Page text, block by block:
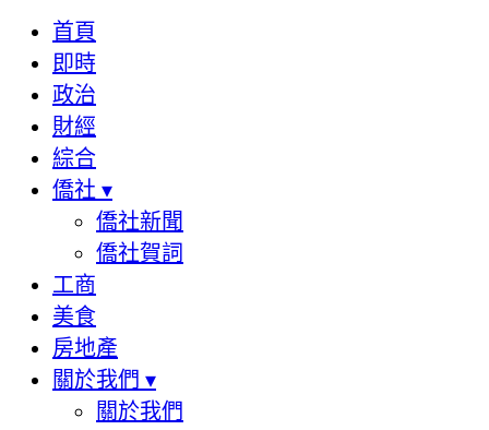
首頁
即時
政治
財經
綜合
僑社 ▾
僑社新聞
僑社賀詞
工商
美食
房地產
關於我們 ▾
關於我們